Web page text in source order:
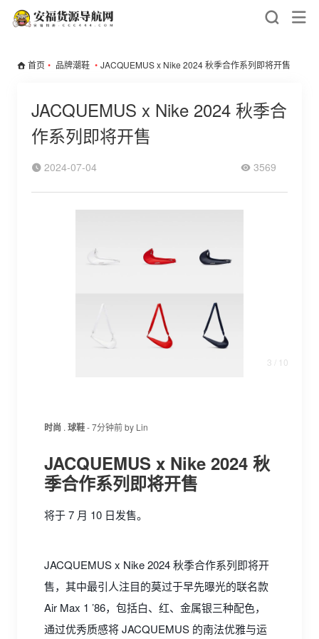
首页 • 品牌潮鞋 • JACQUEMUS x Nike 2024 秋季合作系列即将开售
JACQUEMUS x Nike 2024 秋季合
作系列即将开售
2024-07-04 3569
3 / 10
时尚 . 球鞋-7分钟前by Lin
JACQUEMUS x Nike 2024 秋
季合作系列即将开售
将于 7 月 10 日发售。
JACQUEMUS x Nike 2024 秋季合作系列即将开
售，其中最引人注目的莫过于早先曝光的联名款
Air Max 1 ’86，包括白、红、金属银三种配色，
通过优秀质感将 JACQUEMUS 的南法优雅与运